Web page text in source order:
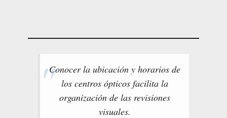
Conocer la ubicación y horarios de
los centros ópticos facilita la
organización de las revisiones
visuales.